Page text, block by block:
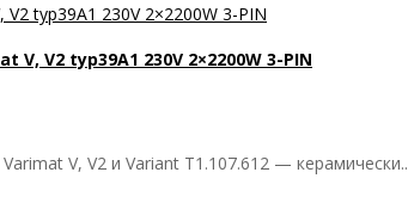
V2 typ39A1 230V 2×2200W 3-PIN
V, V2 и Variant T1.107.612 — керамически..